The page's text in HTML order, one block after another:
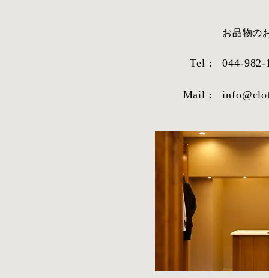
お品物の
Tel : 044-982-
Mail :